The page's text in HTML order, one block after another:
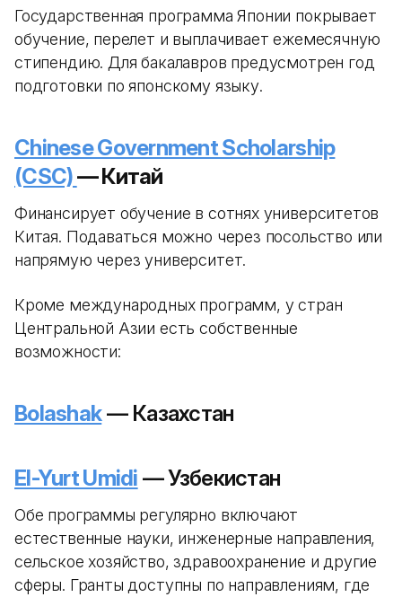
Государственная программа Японии покрывает
обучение, перелет и выплачивает ежемесячную
стипендию. Для бакалавров предусмотрен год
подготовки по японскому языку.
Chinese Government Scholarship
(CSC)— Китай
Финансирует обучение в сотнях университетов
Китая. Подаваться можно через посольство или
напрямую через университет.
Кроме международных программ, у стран
Центральной Азии есть собственные
возможности:
Bolashak— Казахстан
El-Yurt Umidi — Узбекистан
Обе программы регулярно включают
естественные науки, инженерные направления,
сельское хозяйство, здравоохранение и другие
сферы. Гранты доступны по направлениям, где